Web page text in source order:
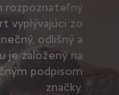
rozpoznateľný
vyplývajúci zo
odlišný a
založený na
podpisom
značky.